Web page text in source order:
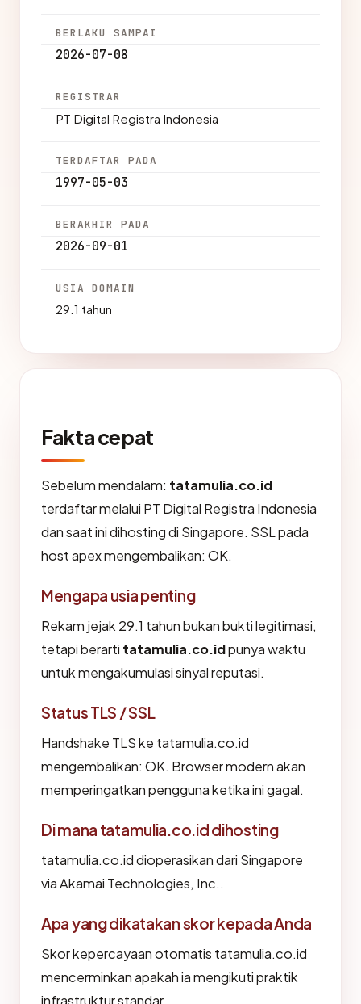
BERLAKU SAMPAI
2026-07-08
REGISTRAR
PT Digital Registra Indonesia
TERDAFTAR PADA
1997-05-03
BERAKHIR PADA
2026-09-01
USIA DOMAIN
29.1 tahun
Fakta cepat
Sebelum mendalam: tatamulia.co.id
terdaftar melalui PT Digital Registra Indonesia
dan saat ini dihosting di Singapore. SSL pada
host apex mengembalikan: OK.
Mengapa usia penting
Rekam jejak 29.1 tahun bukan bukti legitimasi,
tetapi berarti tatamulia.co.idpunya waktu
untuk mengakumulasi sinyal reputasi.
Status TLS / SSL
Handshake TLS ke tatamulia.co.id
mengembalikan: OK. Browser modern akan
memperingatkan pengguna ketika ini gagal.
Di mana tatamulia.co.id dihosting
tatamulia.co.id dioperasikan dari Singapore
via Akamai Technologies, Inc..
Apa yang dikatakan skor kepada Anda
Skor kepercayaan otomatis tatamulia.co.id
mencerminkan apakah ia mengikuti praktik
infrastruktur standar.